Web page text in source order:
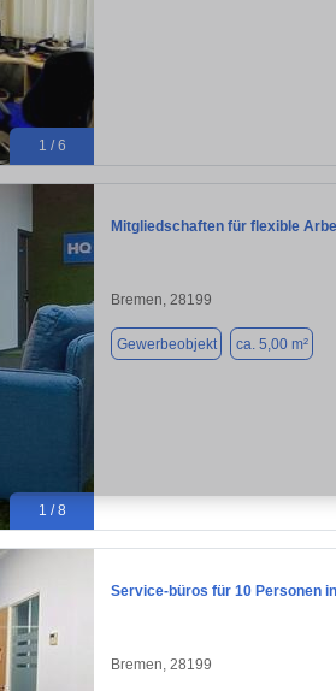
1 / 6
1 / 8
Mitgliedschaften für flexible
Bremen, 28199
Gewerbeobjekt ca. 5,00 m²
Service-büros für 10 Personen
Bremen, 28199